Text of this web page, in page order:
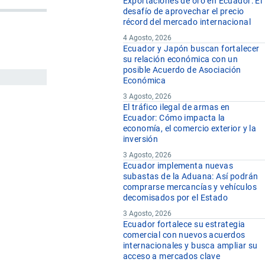
desafío de aprovechar el precio
récord del mercado internacional
4 Agosto, 2026
Ecuador y Japón buscan fortalecer
su relación económica con un
posible Acuerdo de Asociación
Económica
3 Agosto, 2026
El tráfico ilegal de armas en
Ecuador: Cómo impacta la
economía, el comercio exterior y la
inversión
3 Agosto, 2026
Ecuador implementa nuevas
subastas de la Aduana: Así podrán
comprarse mercancías y vehículos
decomisados por el Estado
3 Agosto, 2026
Ecuador fortalece su estrategia
comercial con nuevos acuerdos
internacionales y busca ampliar su
acceso a mercados clave